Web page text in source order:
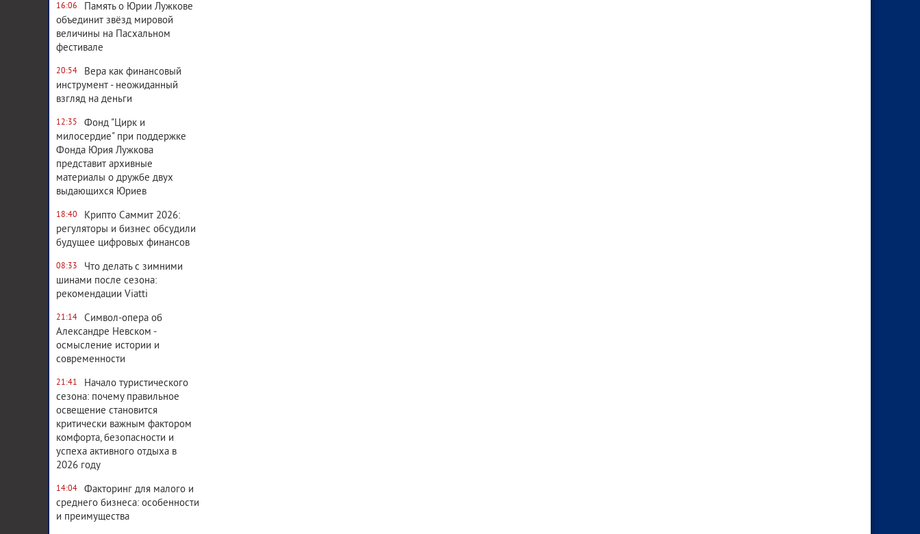
16:06
Память о Юрии Лужкове
объединит звёзд мировой
величины на Пасхальном
фестивале
20:54
Вера как финансовый
инструмент - неожиданный
взгляд на деньги
12:35
Фонд "Цирк и
милосердие" при поддержке
Фонда Юрия Лужкова
представит архивные
материалы о дружбе двух
выдающихся Юриев
18:40
Крипто Саммит 2026:
регуляторы и бизнес обсудили
будущее цифровых финансов
08:33
Что делать с зимними
шинами после сезона:
рекомендации Viatti
21:14
Символ-опера об
Александре Невском -
осмысление истории и
современности
21:41
Начало туристического
сезона: почему правильное
освещение становится
критически важным фактором
комфорта, безопасности и
успеха активного отдыха в
2026 году
14:04
Факторинг для малого и
среднего бизнеса: особенности
и преимущества